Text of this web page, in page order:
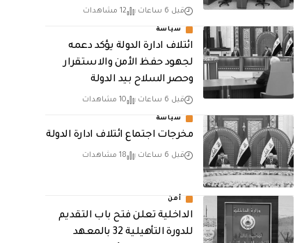
قبل 6 ساعات 12 مشاهدات
سياسة
ائتلاف ادارة الدولة يؤكد دعمه
لجهود حفظ الأمن والاستقرار
وحصر السلاح بيد الدولة
قبل 6 ساعات 10 مشاهدات
سياسة
مخرجات اجتماع ائتلاف ادارة الدولة
قبل 6 ساعات 18 مشاهدات
أمن
الداخلية تعلن فتح باب التقديم
للدورة التأهيلية 32 بالمعهد